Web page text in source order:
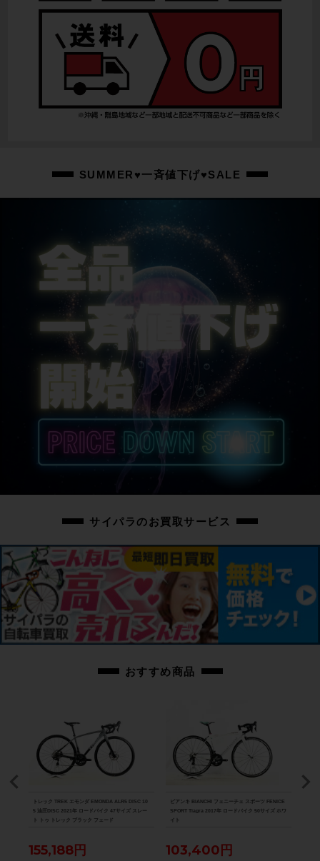
SHIMANO HG700
ブレーキキャリパー
SHIMANO 105 R7070/油圧DISC
シートポスト
MERIDA
中古：S（ほぼ新品・新古未使用品）
こちらの自転車は以下の確認を行っております。
変速：正常に動作します。
ブレーキ：正常に動作します。
上記以外の確認とメンテナンスは行っておりません。
画像に無いキズや汚れもございます。※ペダルなどの付属品に関しては写真に
写っているものですべてとなりますのでご了承ください。
商品コード
cpt-2606041302-bi-037600531
SUMMER♥一斉値下げ♥SALE
サイパラのお買取サービス
おすすめ商品
トレック TREK エモンダ EMONDA ALR5 DISC 10
5 油圧DISC 2021年 ロードバイク 47サイズ スレー
ト トゥ トレック ブラック フェード
155,188円
ビアンキ BIANCHI フェニーチェ スポーツ FENICE
SPORT Tiagra 2017年 ロードバイク 50サイズ ホワ
イト
103,400円